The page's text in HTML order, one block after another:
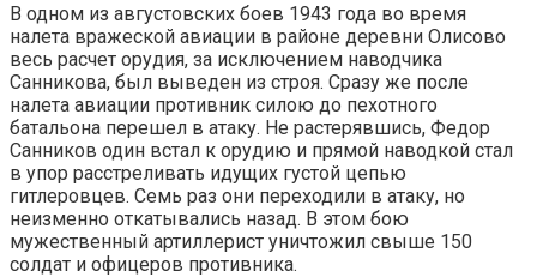
В одном из августовских боев 1943 года во время
налета вражеской авиации в районе деревни Олисово
весь расчет орудия, за исключением наводчика
Санникова, был выведен из строя. Сразу же после
налета авиации противник силою до пехотного
батальона перешел в атаку. Не растерявшись, Федор
Санников один встал к орудию и прямой наводкой стал
в упор рас­стреливать идущих густой цепью
гитлеровцев. Семь раз они переходили в атаку, но
неизменно откатывались на­зад. В этом бою
мужественный артиллерист уничтожил свыше 150
солдат и офицеров противника.